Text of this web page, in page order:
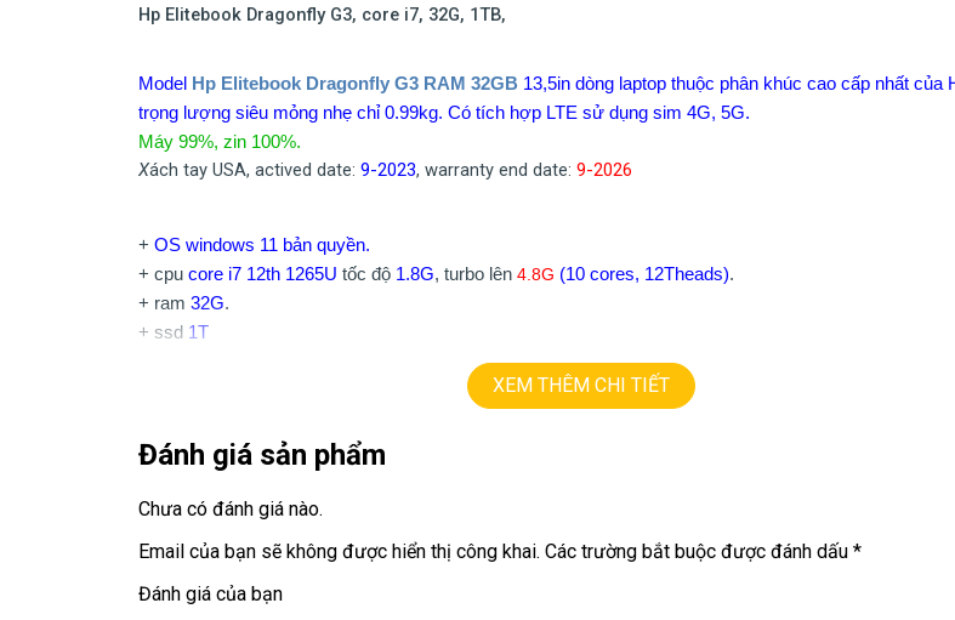
Hp Elitebook Dragonfly G3, core i7, 32G, 1TB,
Model Hp Elitebook Dragonfly G3 RAM 32GB 13,5in dòng laptop thuộc phân khúc cao cấp nhất của
trọng lượng siêu mỏng nhẹ chỉ 0.99kg. Có tích hợp LTE sử dụng sim 4G, 5G.
Máy 99%, zin 100%.
Xách tay USA, actived date: 9-2023, warranty end date: 9-2026
+ OS windows 11 bản quyền.
+ cpu core i7 12th 1265U tốc độ 1.8G, turbo lên 4.8G (10 cores, 12Theads).
+ ram 32G.
+ ssd 1T
(1920 X1200) cảm ứng đa điểm, sureview chống nhìn trộm
+ Pin 53 whr, mới sạc 80 lần
+ Wifi 6E, Blutooth 5.2, LTE 4G sử dụng sim.
XEM THÊM CHI TIẾT
Đánh giá sản phẩm
Chưa có đánh giá nào.
Email của bạn sẽ không được hiển thị công khai. Các trường bắt buộc được đánh dấu *
Đánh giá của bạn